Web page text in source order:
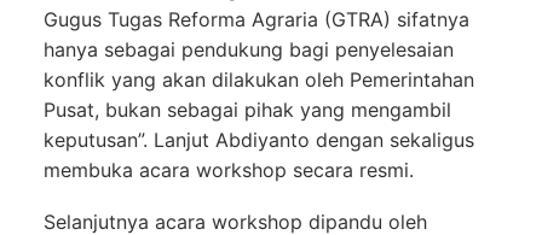
Gugus Tugas Reforma Agraria (GTRA) sifatnya
hanya sebagai pendukung bagi penyelesaian
konflik yang akan dilakukan oleh Pemerintahan
Pusat, bukan sebagai pihak yang mengambil
keputusan”. Lanjut Abdiyanto dengan sekaligus
membuka acara workshop secara resmi.
Selanjutnya acara workshop dipandu oleh